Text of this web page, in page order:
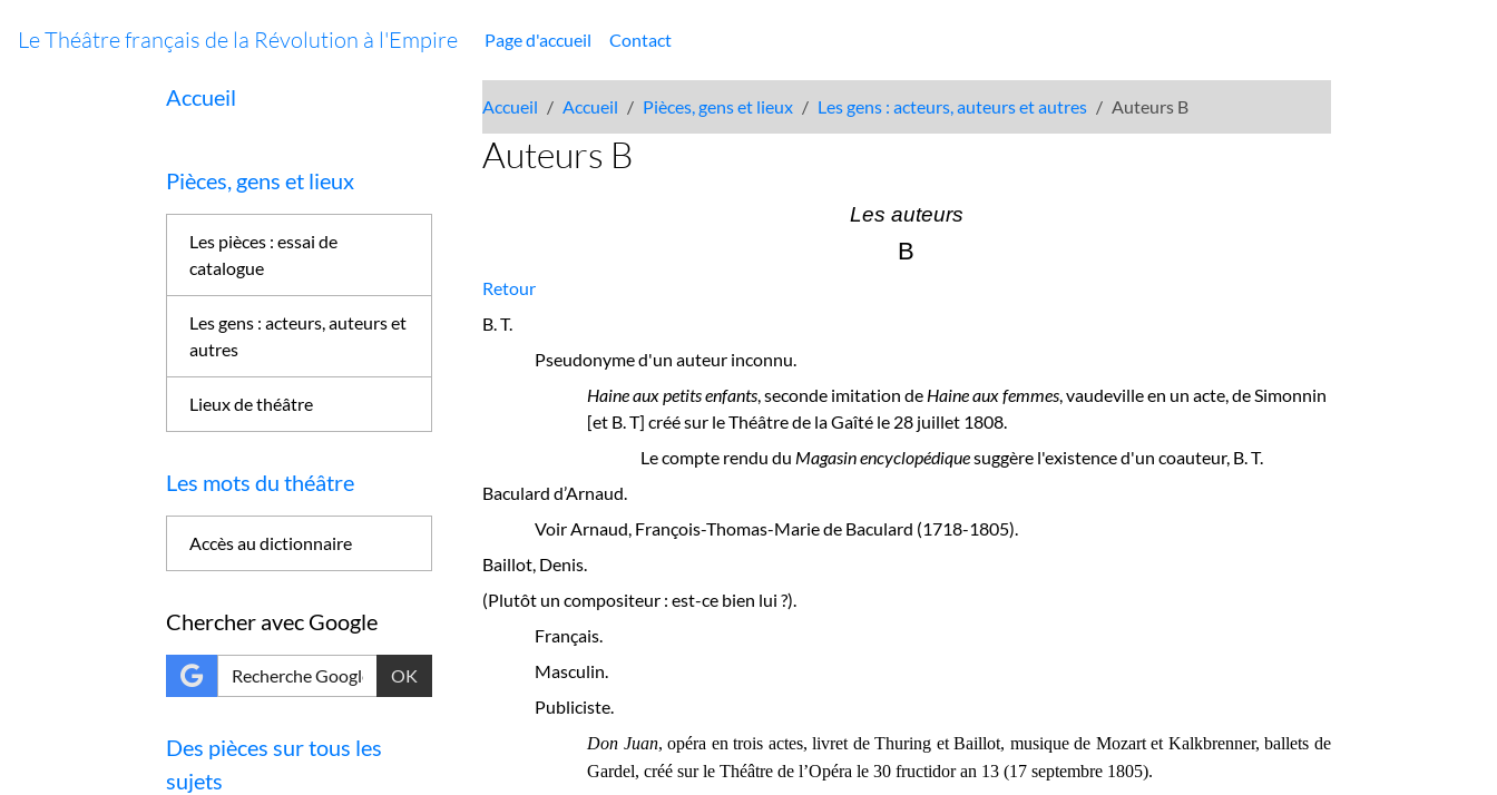
Le Théâtre français de la Révolution à l'Empire Page d'accueil Contact
Accueil Accueil Pièces, gens et lieux Les gens : acteurs, auteurs et autres Auteurs B
Auteurs B
Les auteurs
B
Retour
B. T.
Pseudonyme d'un auteur inconnu.
Haine aux petits enfants, seconde imitation de Haine aux femmes, vaudeville en un acte, de Simonnin
[et B. T] créé sur leThéâtre de la Gaîté le 28 juillet 1808.
Le compte rendu du Magasin encyclopédiquesuggère l'existence d'un coauteur, B. T.
Baculard d’Arnaud.
Voir Arnaud, François-Thomas-Marie de Baculard (1718-1805).
Baillot, Denis.
(Plutôt un compositeur : est-ce bien lui ?).
Français.
Masculin.
Publiciste.
Don Juan, opéra en trois actes, livret de Thuring et Baillot, musique de Mozart et Kalkbrenner, ballets de
Gardel, créé sur le Théâtre de l’Opéra le 30 fructidor an 13 (17 septembre 1805).
Accueil
Pièces, gens et lieux
Les pièces : essai de
catalogue
Les gens : acteurs, auteurs et
autres
Lieux de théâtre
Les mots du théâtre
Accès au dictionnaire
Chercher avec Google
OK
Des pièces sur tous les
sujets